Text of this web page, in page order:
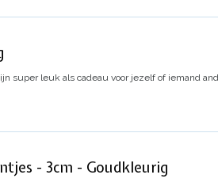
super leuk als cadeau voor jezelf of iemand
- 3cm - Goudkleurig